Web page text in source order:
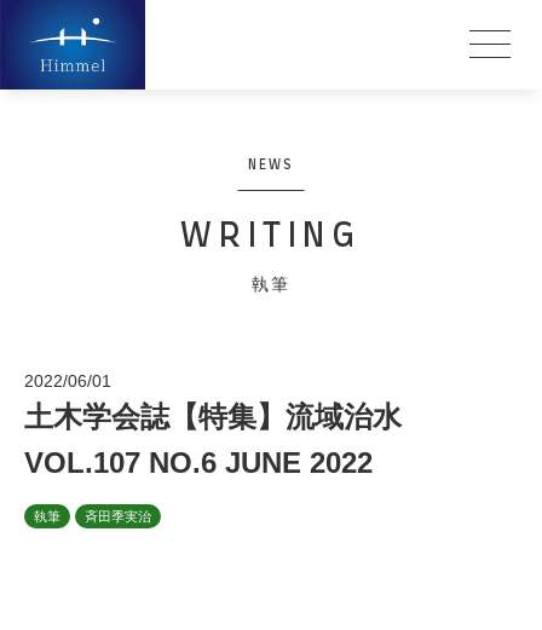
NEWS
WRITING
執筆
2022/06/01
土木学会誌【特集】流域治水
VOL.107 NO.6 JUNE 2022
執筆 斉田季実治